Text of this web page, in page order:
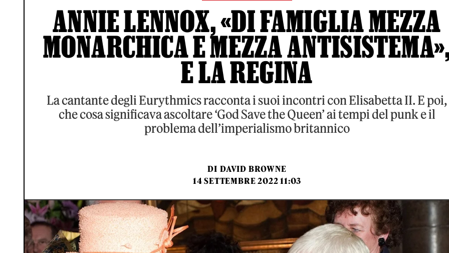
ANNIE LENNOX, «DI FAMIGLIA MEZZA
MONARCHICA E MEZZA
E LA REGINA
La cantante degli Eurythmics racconta i suoi incontri con Elisabetta II. E poi,
che cosa significava ascoltare ‘God Save the Queen’ ai tempi del punk e il
problema dell’imperialismo britannico
DI DAVID BROWNE
14 SETTEMBRE 2022 11:03